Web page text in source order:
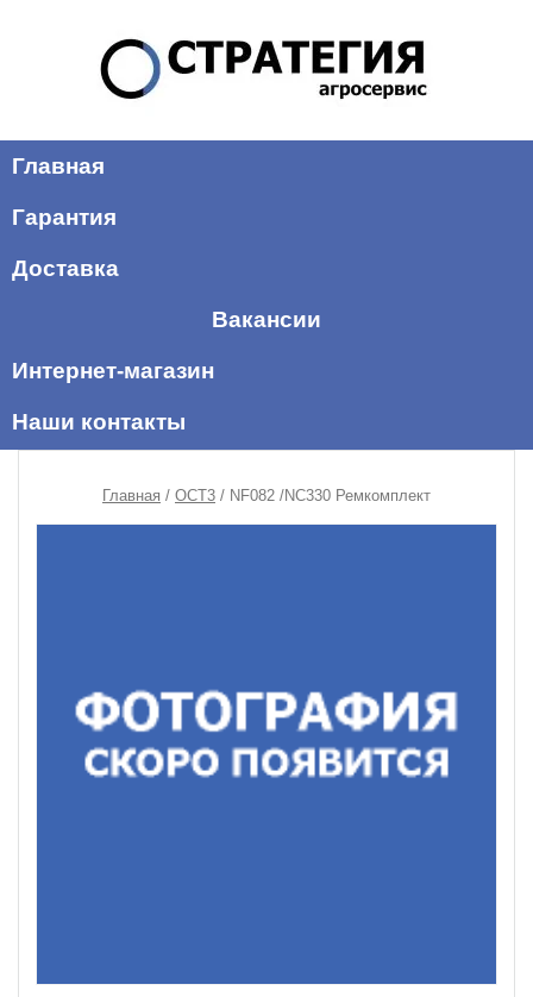
Главная
Гарантия
Доставка
Вакансии
Интернет-магазин
Наши контакты
Главная / ОСТ3 / NF082 /NC330 Ремкомплект